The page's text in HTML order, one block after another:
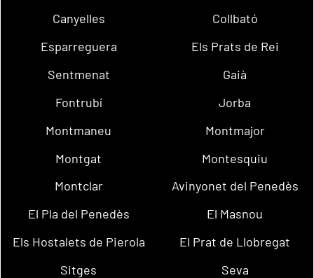
Canyelles
Collbató
Esparreguera
Els Prats de Rei
Sentmenat
Gaià
Fontrubí
Jorba
Montmaneu
Montmajor
Montgat
Montesquiu
Montclar
Avinyonet del Penedès
El Pla del Penedès
El Masnou
Els Hostalets de Pierola
El Prat de Llobregat
Sitges
Seva